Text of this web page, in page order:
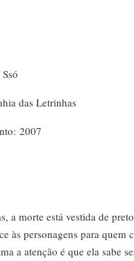
das Letrinhas
2007
a morte está vestida de
às personagens para quem
a atenção é que ela sabe